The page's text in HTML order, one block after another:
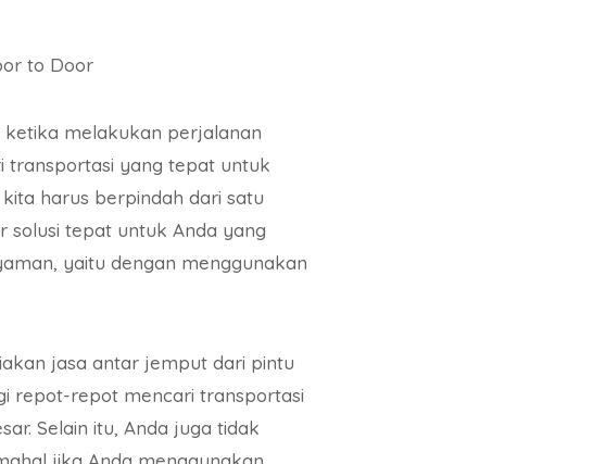
to Door
melakukan perjalanan
transportasi yang tepat untuk
harus berpindah dari satu
solusi tepat untuk Anda yang
yaitu dengan menggunakan
jasa antar jemput dari pintu
repot-repot mencari transportasi
Selain itu, Anda juga tidak